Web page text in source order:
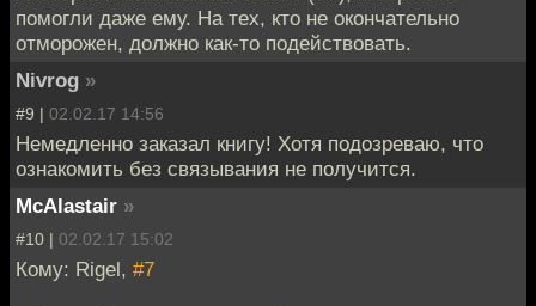
помогли даже ему. На тех, кто не окончательно
отморожен, должно как-то подействовать.
Nivrog »
#9 | 02.02.17 14:56
Немедленно заказал книгу! Хотя подозреваю, что
ознакомить без связывания не получится.
McAlastair »
#10 | 02.02.17 15:02
Кому: Rigel, #7